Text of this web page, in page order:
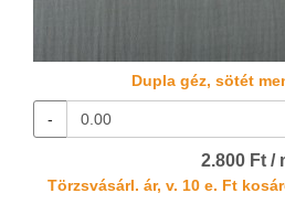
Dupla géz, sötét
-
2.800 Ft /
Törzsvásárl. ár, v. 10 e. Ft